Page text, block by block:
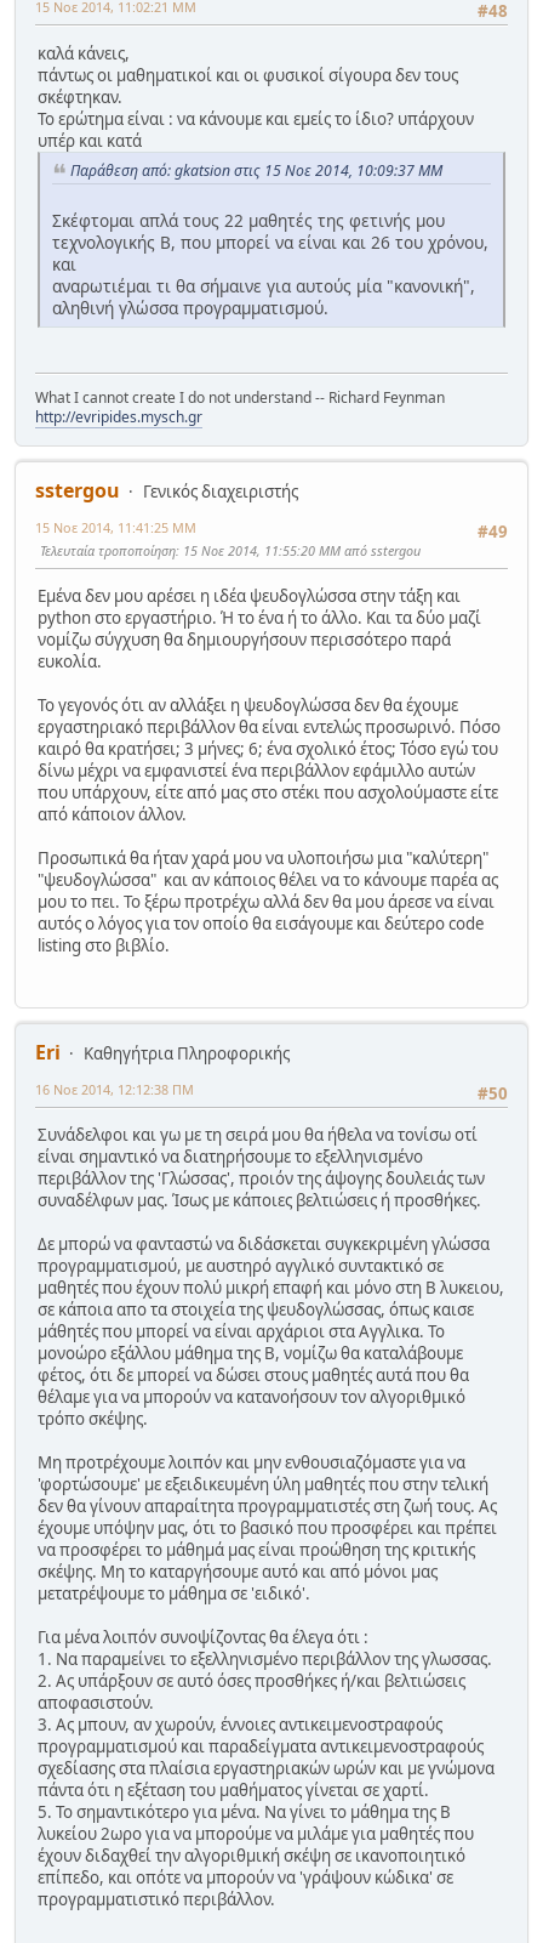
#48
15 Νοε 2014, 11:02:21 ΜΜ
καλά κάνεις,
πάντως οι μαθηματικοί και οι φυσικοί σίγουρα δεν τους
σκέφτηκαν.
Το ερώτημα είναι : να κάνουμε και εμείς το ίδιο? υπάρχουν
υπέρ και κατά
Παράθεση από: gkatsion στις 15 Νοε 2014, 10:09:37 ΜΜ
Σκέφτομαι απλά τους 22 μαθητές της φετινής μου
τεχνολογικής Β, που μπορεί να είναι και 26 του χρόνου,
και
αναρωτιέμαι τι θα σήμαινε για αυτούς μία "κανονική",
αληθινή γλώσσα προγραμματισμού.
What I cannot create I do not understand -- Richard Feynman
http://evripides.mysch.gr
sstergou
Γενικός διαχειριστής
#49
15 Νοε 2014, 11:41:25 ΜΜ
Τελευταία τροποποίηση: 15 Νοε 2014, 11:55:20 ΜΜ από sstergou
Εμένα δεν μου αρέσει η ιδέα ψευδογλώσσα στην τάξη και
python στο εργαστήριο. Ή το ένα ή το άλλο. Και τα δύο μαζί
νομίζω σύγχυση θα δημιουργήσουν περισσότερο παρά
ευκολία.
Το γεγονός ότι αν αλλάξει η ψευδογλώσσα δεν θα έχουμε
εργαστηριακό περιβάλλον θα είναι εντελώς προσωρινό. Πόσο
καιρό θα κρατήσει; 3 μήνες; 6; ένα σχολικό έτος; Τόσο εγώ του
δίνω μέχρι να εμφανιστεί ένα περιβάλλον εφάμιλλο αυτών
που υπάρχουν, είτε από μας στο στέκι που ασχολούμαστε είτε
από κάποιον άλλον.
Προσωπικά θα ήταν χαρά μου να υλοποιήσω μια "καλύτερη"
"ψευδογλώσσα" και αν κάποιος θέλει να το κάνουμε παρέα ας
μου το πει. Το ξέρω προτρέχω αλλά δεν θα μου άρεσε να είναι
αυτός ο λόγος για τον οποίο θα εισάγουμε και δεύτερο code
listing στο βιβλίο.
Eri
Καθηγήτρια Πληροφορικής
#50
16 Νοε 2014, 12:12:38 ΠΜ
Συνάδελφοι και γω με τη σειρά μου θα ήθελα να τονίσω οτί
είναι σημαντικό να διατηρήσουμε το εξελληνισμένο
περιβάλλον της 'Γλώσσας', προιόν της άψογης δουλειάς των
συναδέλφων μας. Ίσως με κάποιες βελτιώσεις ή προσθήκες.
Δε μπορώ να φανταστώ να διδάσκεται συγκεκριμένη γλώσσα
προγραμματισμού, με αυστηρό αγγλικό συντακτικό σε
μαθητές που έχουν πολύ μικρή επαφή και μόνο στη Β λυκειου,
σε κάποια απο τα στοιχεία της ψευδογλώσσας, όπως καισε
μάθητές που μπορεί να είναι αρχάριοι στα Αγγλικα. Το
μονοώρο εξάλλου μάθημα της Β, νομίζω θα καταλάβουμε
φέτος, ότι δε μπορεί να δώσει στους μαθητές αυτά που θα
θέλαμε για να μπορούν να κατανοήσουν τον αλγοριθμικό
τρόπο σκέψης.
Μη προτρέχουμε λοιπόν και μην ενθουσιαζόμαστε για να
'φορτώσουμε' με εξειδικευμένη ύλη μαθητές που στην τελική
δεν θα γίνουν απαραίτητα προγραμματιστές στη ζωή τους. Ας
έχουμε υπόψην μας, ότι το βασικό που προσφέρει και πρέπει
να προσφέρει το μάθημά μας είναι προώθηση της κριτικής
σκέψης. Μη το καταργήσουμε αυτό και από μόνοι μας
μετατρέψουμε το μάθημα σε 'ειδικό'.
Για μένα λοιπόν συνοψίζοντας θα έλεγα ότι :
1. Να παραμείνει το εξελληνισμένο περιβάλλον της γλωσσας.
2. Ας υπάρξουν σε αυτό όσες προσθήκες ή/και βελτιώσεις
αποφασιστούν.
3. Ας μπουν, αν χωρούν, έννοιες αντικειμενοστραφούς
προγραμματισμού και παραδείγματα αντικειμενοστραφούς
σχεδίασης στα πλαίσια εργαστηριακών ωρών και με γνώμονα
πάντα ότι η εξέταση του μαθήματος γίνεται σε χαρτί.
5. Το σημαντικότερο για μένα. Να γίνει το μάθημα της Β
λυκείου 2ωρο για να μπορούμε να μιλάμε για μαθητές που
έχουν διδαχθεί την αλγοριθμική σκέψη σε ικανοποιητικό
επίπεδο, και οπότε να μπορούν να 'γράψουν κώδικα' σε
προγραμματιστικό περιβάλλον.